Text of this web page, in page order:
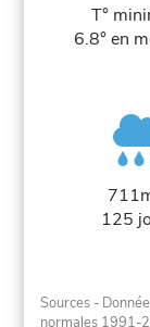
T°
6.8° en
125
Sources -
normales 1991-